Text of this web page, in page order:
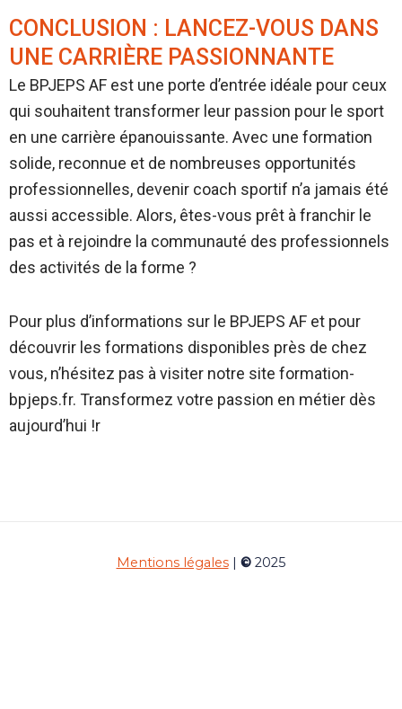
CONCLUSION : LANCEZ-VOUS DANS
UNE CARRIÈRE PASSIONNANTE
Le BPJEPS AF est une porte d’entrée idéale pour ceux
qui souhaitent transformer leur passion pour le sport
en une carrière épanouissante. Avec une formation
solide, reconnue et de nombreuses opportunités
professionnelles, devenir coach sportif n’a jamais été
aussi accessible. Alors, êtes-vous prêt à franchir le
pas et à rejoindre la communauté des professionnels
des activités de la forme ?
Pour plus d’informations sur le BPJEPS AF et pour
découvrir les formations disponibles près de chez
vous, n’hésitez pas à visiter notre site formation-
bpjeps.fr. Transformez votre passion en métier dès
aujourd’hui !r
Mentions légales| © 2025